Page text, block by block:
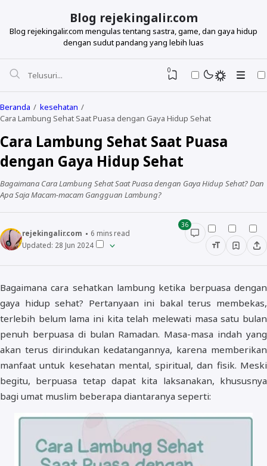
Blog rejekingalir.com
Blog rejekingalir.com mengulas tentang sastra, game, dan gaya hidup
dengan sudut pandang yang lebih luas
0
Beranda
kesehatan
Cara Lambung Sehat Saat Puasa dengan Gaya Hidup Sehat
Cara Lambung Sehat Saat Puasa
dengan Gaya Hidup Sehat
Bagaimana Cara Lambung Sehat Saat Puasa dengan Gaya Hidup Sehat? Dan
Apa Saja Macam-macam Gangguan Lambung?
rejekingalir.com 6 mins read
Updated: 28 Jun 2024
36
Bagaimana cara sehatkan lambung ketika berpuasa dengan
gaya hidup sehat? Pertanyaan ini bakal terus membekas,
terlebih belum lama ini kita telah melewati masa satu bulan
penuh berpuasa di bulan Ramadan. Masa-masa indah yang
akan terus dirindukan kedatangannya, karena memberikan
manfaat untuk kesehatan mental, spiritual, dan fisik. Meski
begitu, berpuasa tetap dapat kita laksanakan, khususnya
bagi umat muslim beberapa diantaranya seperti: